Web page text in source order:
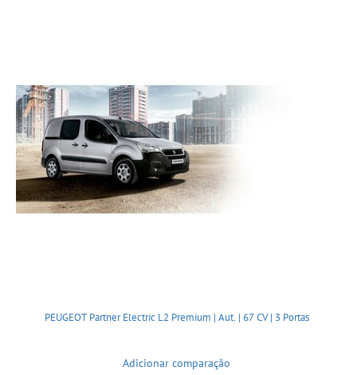
PEUGEOT Partner Electric L2 Premium | Aut. | 67 CV | 3 Portas
Adicionar comparação